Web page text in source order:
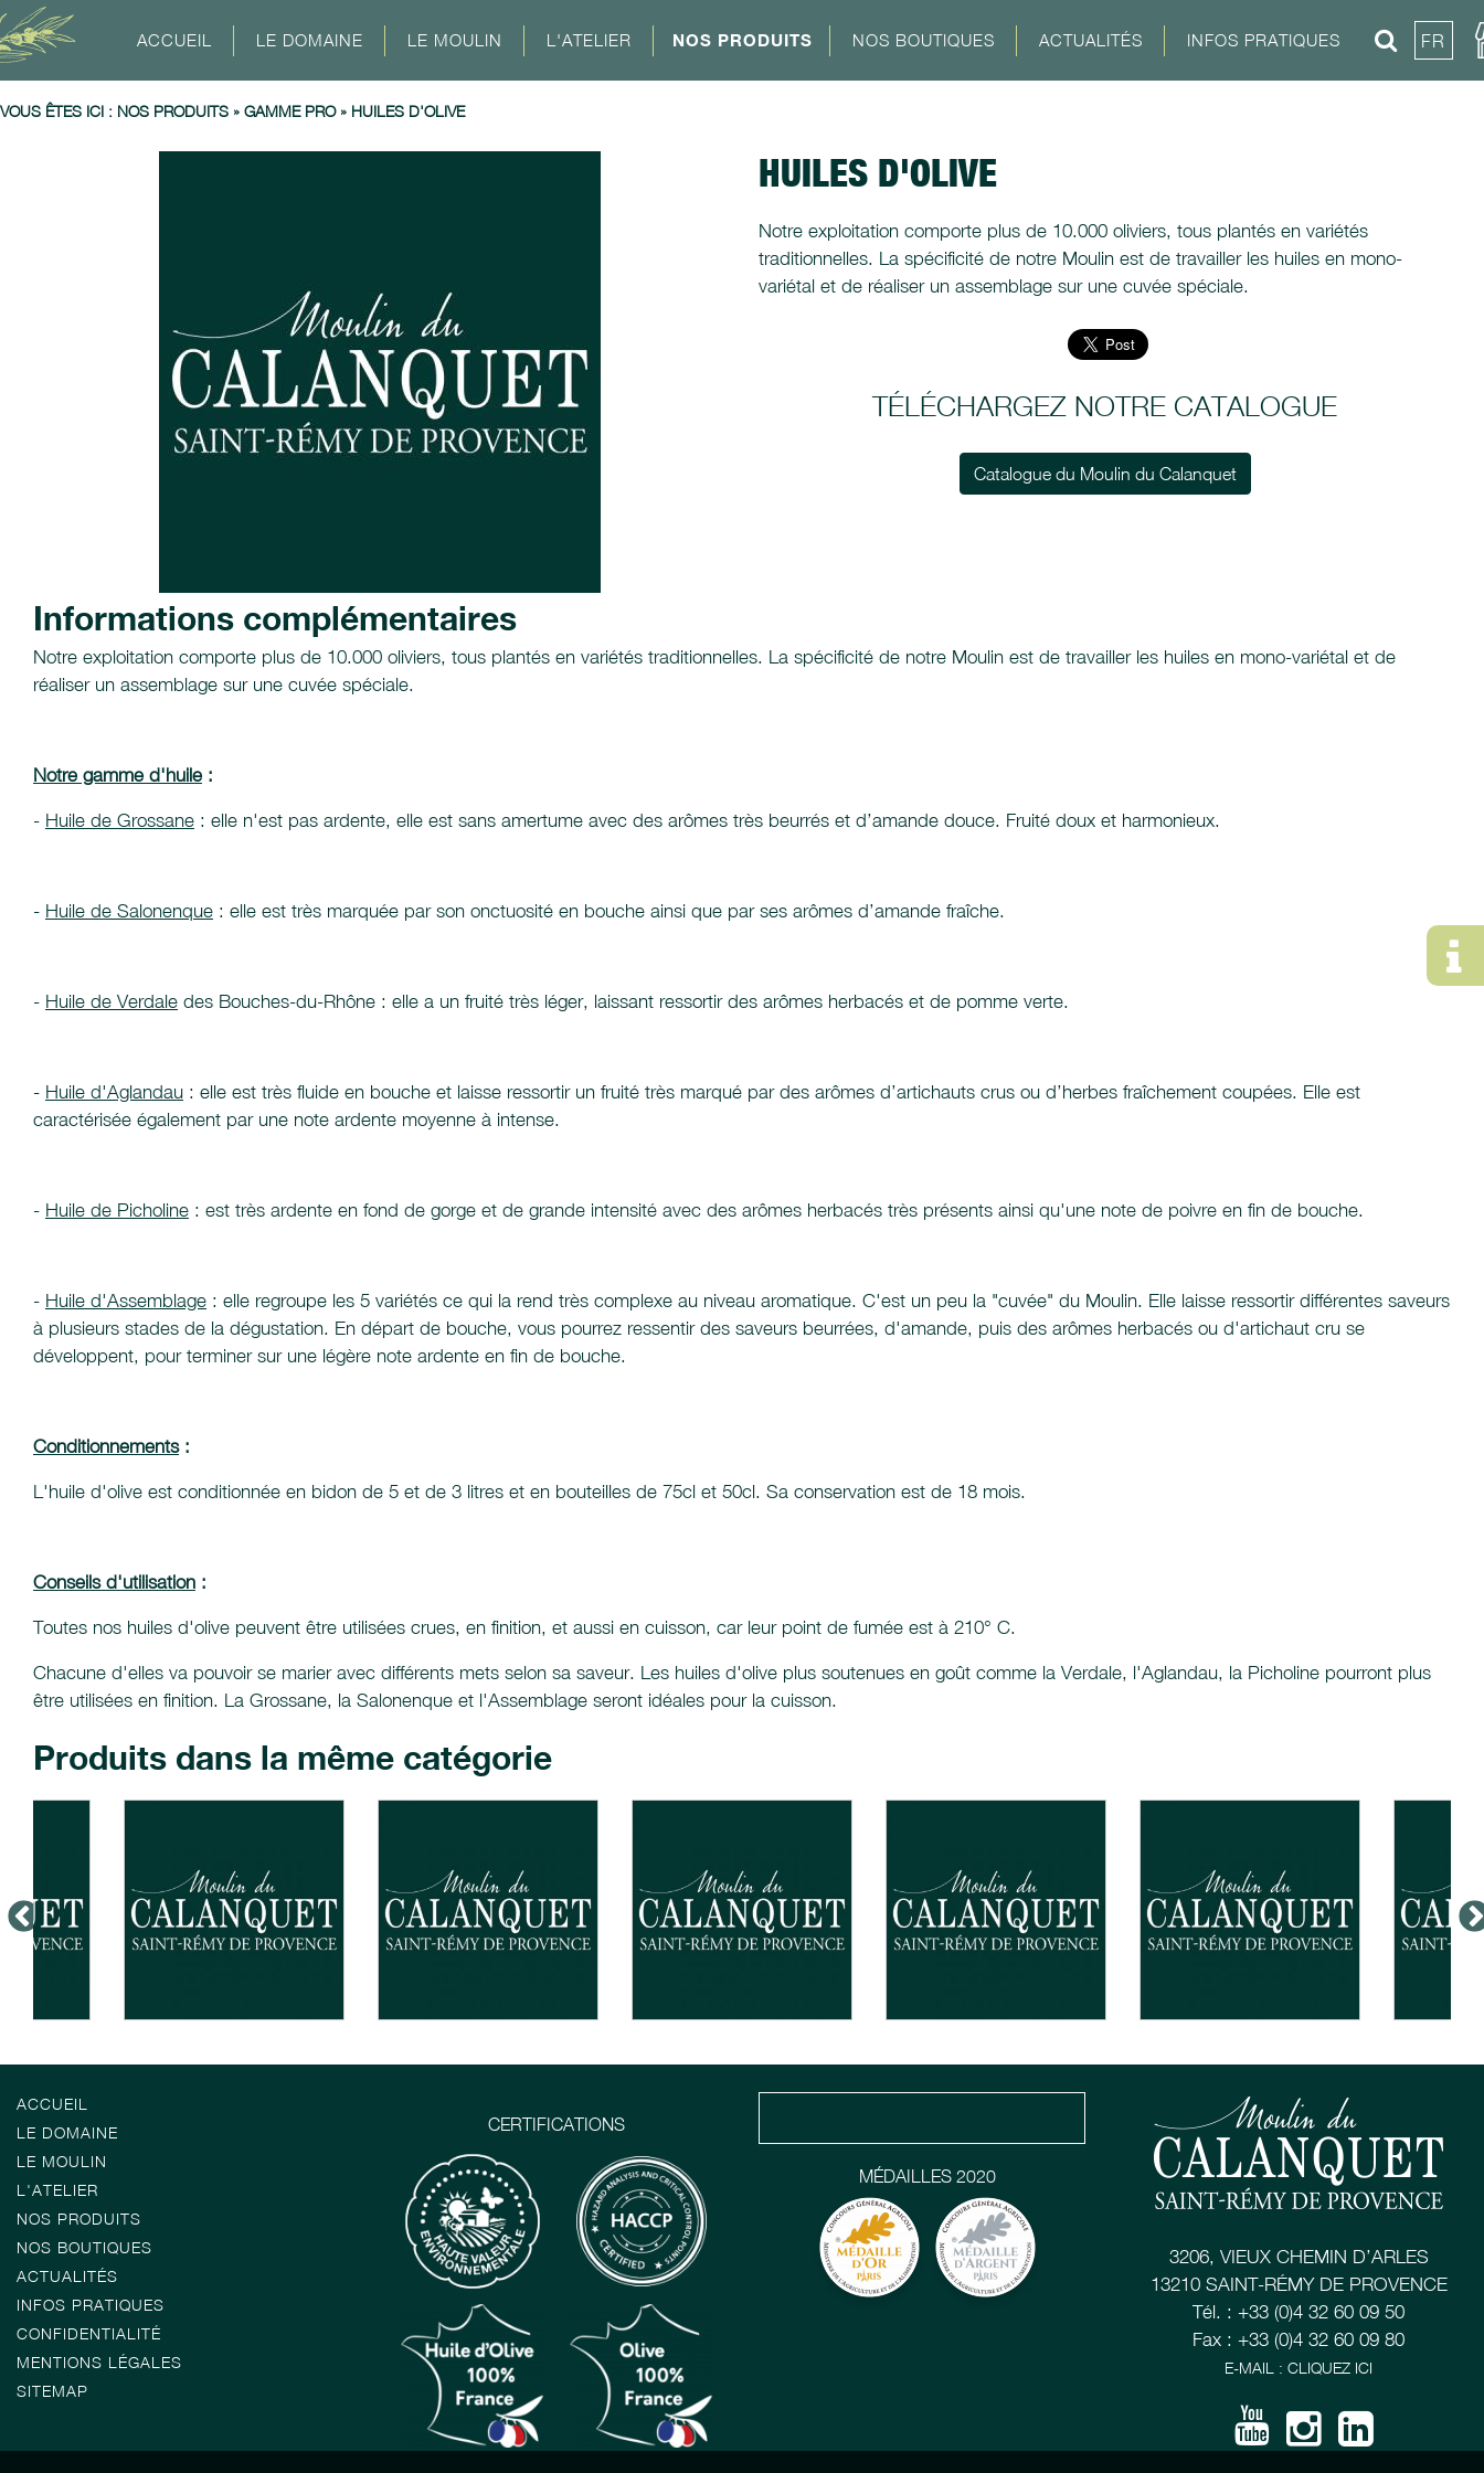
ACCUEIL LE DOMAINE LE MOULIN L'ATELIER NOS PRODUITS NOS BOUTIQUES ACTUALITÉS INFOS PRATIQUES FR
VOUS ÊTES ICI : NOS PRODUITS » GAMME PRO» HUILES D'OLIVE
HUILES D'OLIVE
Notre exploitation comporte plus de 10.000 oliviers, tous plantés en variétés
traditionnelles. La spécificité de notre Moulin est de travailler les huiles en mono-
variétal et de réaliser un assemblage sur une cuvée spéciale.
TÉLÉCHARGEZ NOTRE CATALOGUE
Catalogue du Moulin du Calanquet
Informations complémentaires
Notre exploitation comporte plus de 10.000 oliviers, tous plantés en variétés traditionnelles. La spécificité de notre Moulin est de travailler les huiles en mono-variétal et de
réaliser un assemblage sur une cuvée spéciale.
Notre gamme d'huile :
- Huile de Grossane : elle n'est pas ardente, elle est sans amertume avec des arômes très beurrés et d’amande douce. Fruité doux et harmonieux.
- Huile de Salonenque : elle est très marquée par son onctuosité en bouche ainsi que par ses arômes d’amande fraîche.
- Huile de Verdale des Bouches-du-Rhône : elle a un fruité très léger, laissant ressortir des arômes herbacés et de pomme verte.
- Huile d'Aglandau : elle est très fluide en bouche et laisse ressortir un fruité très marqué par des arômes d’artichauts crus ou d’herbes fraîchement coupées. Elle est
caractérisée également par une note ardente moyenne à intense.
- Huile de Picholine : est très ardente en fond de gorge et de grande intensité avec des arômes herbacés très présents ainsi qu'une note de poivre en fin de bouche.
- Huile d'Assemblage : elle regroupe les 5 variétés ce qui la rend très complexe au niveau aromatique. C'est un peu la "cuvée" du Moulin. Elle laisse ressortir différentes saveurs
à plusieurs stades de la dégustation. En départ de bouche, vous pourrez ressentir des saveurs beurrées, d'amande, puis des arômes herbacés ou d'artichaut cru se
développent, pour terminer sur une légère note ardente en fin de bouche.
Conditionnements:
L'huile d'olive est conditionnée en bidon de 5 et de 3 litres et en bouteilles de 75cl et 50cl. Sa conservation est de 18 mois.
Conseils d'utilisation :
Toutes nos huiles d'olive peuvent être utilisées crues, en finition, et aussi en cuisson, car leur point de fumée est à 210° C.
Chacune d'elles va pouvoir se marier avec différents mets selon sa saveur. Les huiles d'olive plus soutenues en goût comme la Verdale, l'Aglandau, la Picholine pourront plus
être utilisées en finition. La Grossane, la Salonenque et l'Assemblage seront idéales pour la cuisson.
Produits dans la même catégorie
ACCUEIL
LE DOMAINE
LE MOULIN
L'ATELIER
NOS PRODUITS
NOS BOUTIQUES
ACTUALITÉS
INFOS PRATIQUES
CONFIDENTIALITÉ
MENTIONS LÉGALES
SITEMAP
CERTIFICATIONS
MÉDAILLES 2020
3206, VIEUX CHEMIN D’ARLES
13210 SAINT-RÉMY DE PROVENCE
Tél. : +33 (0)4 32 60 09 50
Fax : +33 (0)4 32 60 09 80
E-MAIL : CLIQUEZ ICI